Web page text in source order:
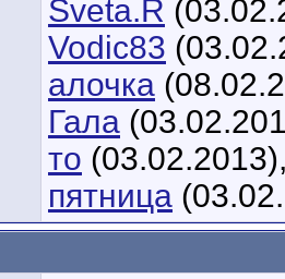
Sveta.R
Vodic83
алочка
Гала
то
пятница